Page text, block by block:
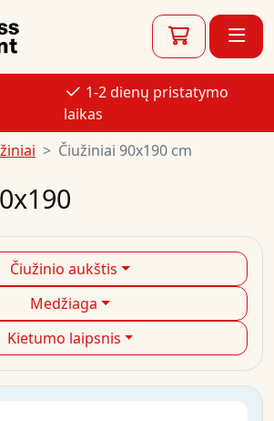
1-2 dienų pristatymo
laikas
Čiužiniai 90x190 cm
Čiužinio aukštis
Medžiaga
Kietumo laipsnis